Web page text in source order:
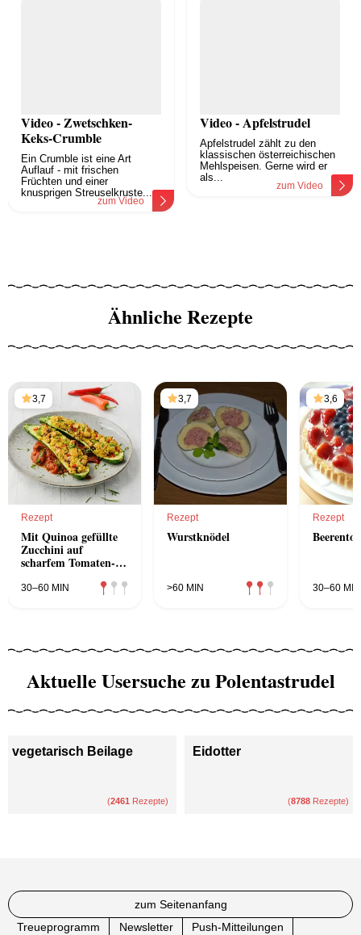
Video - Zwetschken-
Keks-Crumble
Ein Crumble ist eine Art
Auflauf - mit frischen
Früchten und einer
knusprigen Streuselkruste....
zum Video
Video - Apfelstrudel
Apfelstrudel zählt zu den
klassischen österreichischen
Mehlspeisen. Gerne wird er
als...
zum Video
Ähnliche Rezepte
3,7
Rezept
Mit Quinoa gefüllte
Zucchini auf
scharfem Tomaten-
30–60 MIN
3,7
Rezept
Wurstknödel
>60 MIN
3,6
Rezept
30–60 MIN
Aktuelle Usersuche zu Polentastrudel
vegetarisch Beilage
(2461 Rezepte)
Eidotter
(8788 Rezepte)
zum Seitenanfang
Treueprogramm
Newsletter Push-Mitteilungen